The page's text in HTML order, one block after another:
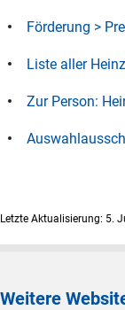
Förderung >
Liste aller
Zur Person:
Letzte Aktualisierung: 5.
Weitere